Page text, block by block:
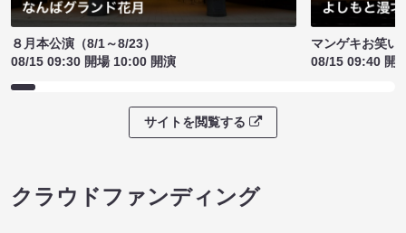
８月本公演（8/1～8/23）
08/15 09:30 開場 10:00 開演
マンゲキお笑い
08/15 09:40 開
サイトを閲覧する
クラウドファンディング